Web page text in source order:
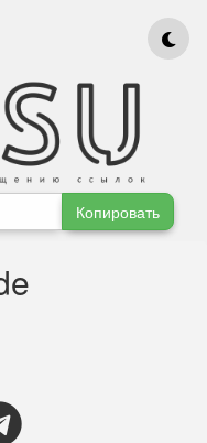
Копировать